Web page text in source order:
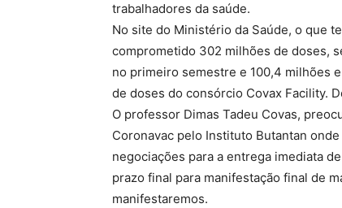
trabalhadores da saúde.
No site do Ministério da Saúde, o que
comprometido 302 milhões de doses,
no primeiro semestre e 100,4 milhões
de doses do consórcio Covax Facility.
O professor Dimas Tadeu Covas,
Coronavac pelo Instituto Butantan
negociações para a entrega imediata
prazo final para manifestação final de
manifestaremos.